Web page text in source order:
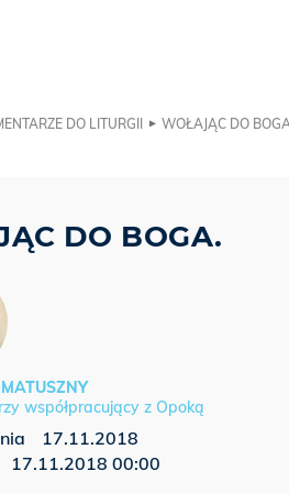
DO LITURGII WOŁAJĄC DO
DO BOGA.
współpracujący z Opoką
17.11.2018
17.11.2018 00:00